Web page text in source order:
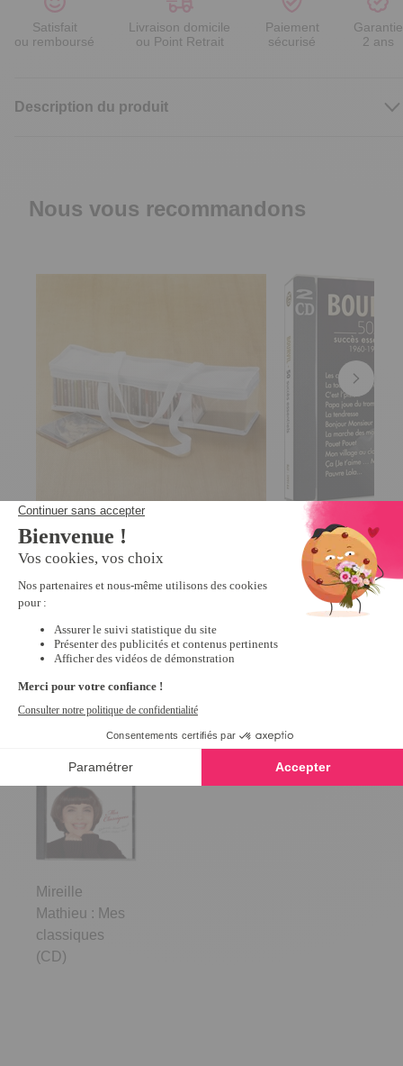
Satisfait
ou remboursé
Livraison domicile
ou Point Retrait
Paiement
sécurisé
Garantie
2 ans
Description du produit
Nous vous recommandons
Housse de rangement 50 CD
5 5
8,99 €
Bourvil : 50
1970
9,90 €
Derniers articles consultés
Mireille
Mathieu : Mes
classiques
(CD)